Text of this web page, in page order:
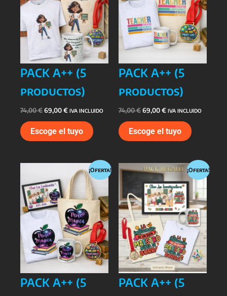
PACK A++ (5
productos)
74,00€El
era:
74,00 €.
69,00€El
actual
es:
69,00 €.
IVA INCLUIDO
Escoge el tuyo
producto
variantes.
Las
opciones
se
pueden
elegir
en
la
página
de
producto
PACK A++ (5
productos)
74,00€El
era:
74,00 €.
69,00€El
actual
es:
69,00 €.
IVA INCLUIDO
Escoge el tuyo
producto
Las
opciones
se
pueden
elegir
en
la
página
de
¡Oferta!
PACK A++ (5
¡Oferta!
PACK A++ (5